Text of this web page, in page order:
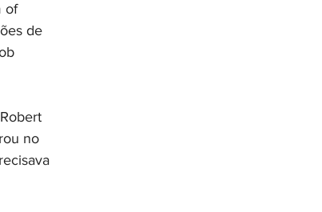
of
de
no